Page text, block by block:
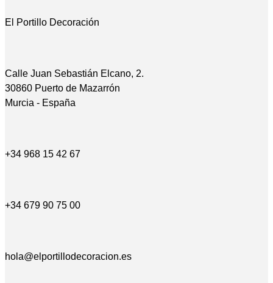
El Portillo Decoración
Calle Juan Sebastián Elcano, 2.
30860 Puerto de Mazarrón
Murcia - España
+34 968 15 42 67
+34 679 90 75 00
hola@elportillodecoracion.es